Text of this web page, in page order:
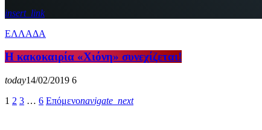
insert_link
ΕΛΛΑΔΑ
H κακοκαιρία «Χιόνη» συνεχίζεται!
today14/02/2019 6
1 2 3 … 6 Επόμενοnavigate_next